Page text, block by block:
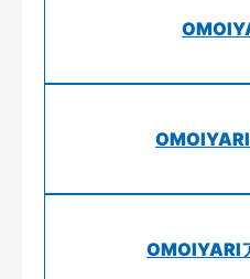
OMOIYARI